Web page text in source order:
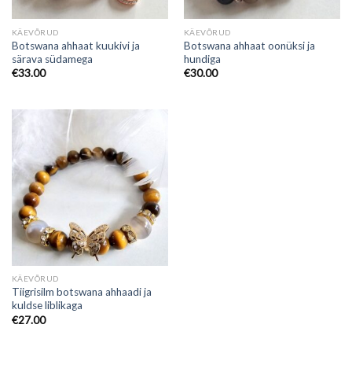
KÄEVÕRUD
Botswana ahhaat kuukivi ja
särava südamega
€33.00
KÄEVÕRUD
Botswana ahhaat oonüksi ja
hundiga
€30.00
KÄEVÕRUD
Tiigrisilm botswana ahhaadi ja
kuldse liblikaga
€27.00